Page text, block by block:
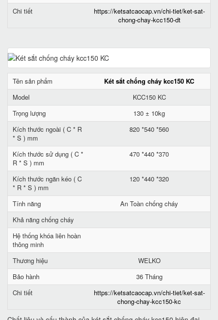
Chi tiết
https://ketsatcaocap.vn/chi-tiet/ket-sat-
chong-chay-kcc150-dt
Tên sản phẩm
Két sắt chống cháy kcc150 KC
Model
KCC150 KC
Trọng lượng
130 ± 10kg
Kích thước ngoài ( C * R
* S ) mm
820 *540 *560
Kích thước sử dụng ( C *
R * S ) mm
470 *440 *370
Kích thước ngăn kéo ( C
* R * S ) mm
120 *440 *320
Tính năng
An Toàn chống cháy
Khả năng chống cháy
Hệ thống khóa liên hoàn
thông minh
Thương hiệu
WELKO
Bảo hành
36 Tháng
Chi tiết
https://ketsatcaocap.vn/chi-tiet/ket-sat-
chong-chay-kcc150-kc